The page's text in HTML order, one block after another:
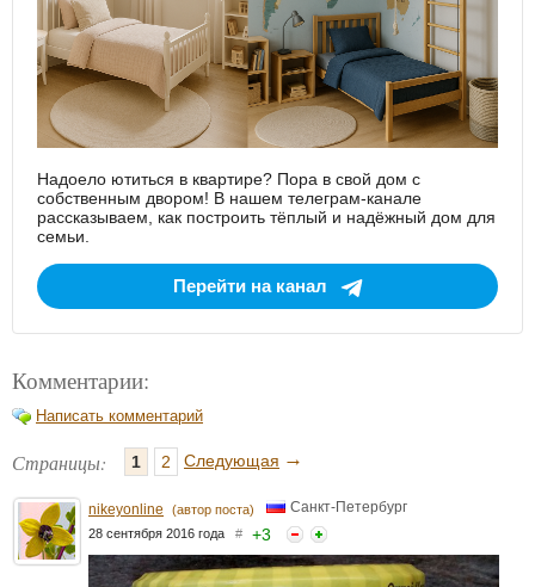
Надоело ютиться в квартире? Пора в свой дом с
собственным двором! В нашем телеграм-канале
рассказываем, как построить тёплый и надёжный дом для
семьи.
Перейти на канал
Комментарии:
Написать комментарий
Страницы: 1 2 Следующая →
nikeyonline (автор поста) Санкт-Петербург
28 сентября 2016 года # +3